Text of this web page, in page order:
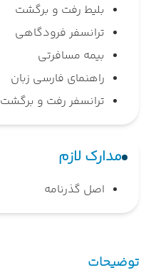
بلیط رفت و برگشت
ترانسفر فرودگاهی
بیمه مسافرتی
راهنمای فارسی زبان
ترانسفر رفت و برگشت
مدارک لازم
اصل گذرنامه
توضیحات